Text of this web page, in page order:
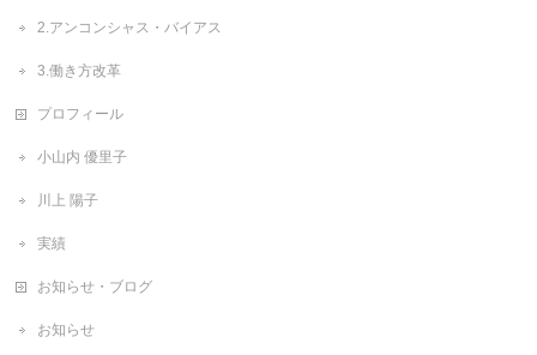
2.アンコンシャス・バイアス
3.働き方改革
プロフィール
小山内 優里子
川上 陽子
実績
お知らせ・ブログ
お知らせ